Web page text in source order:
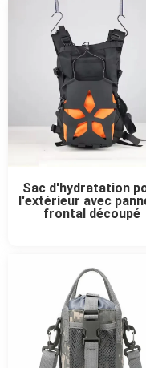
Sac d'hydratation
l'extérieur avec
frontal découpé